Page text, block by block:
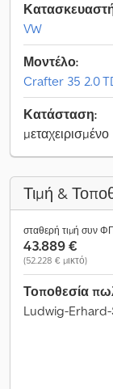
VW
Μοντέλο:
Crafter 35 2.0
Κατάσταση:
μεταχειρισμένο
Τιμή &
σταθερή τιμή συν
43.889 €
(52.228 € μικτό)
Τοποθεσία
Ludwig-Erhard-